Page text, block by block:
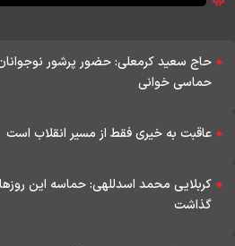
حاج سعید کرمعلی: حضور پرشور نوجوانان
حماسی خوانی
عاقبت به خیری فقط از مسیر انقلاب است
کربلایی محمد اسدللهی: حماسه این روزها
گذاشت